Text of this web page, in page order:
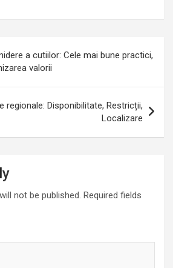
a cutiilor: Cele mai bune practici,
valorii
regionale: Disponibilitate, Restricții,
Localizare
not be published. Required fields